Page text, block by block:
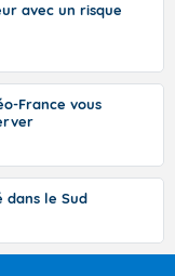
avec un risque
France vous
dans le Sud